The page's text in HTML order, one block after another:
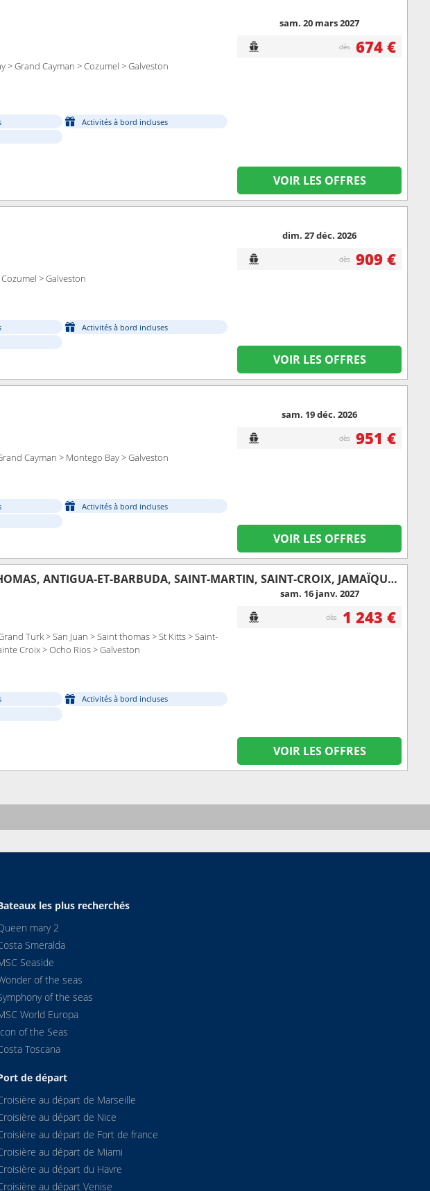
> Grand Cayman > Cozumel > Galveston
Activités à bord incluses
sam. 20 mars 2027
dès 674 €
VOIR LES OFFRES
> Galveston
Activités à bord incluses
dim. 27 déc. 2026
dès 909 €
VOIR LES OFFRES
Cayman > Montego Bay > Galveston
Activités à bord incluses
sam. 19 déc. 2026
dès 951 €
VOIR LES OFFRES
ÎLES TURQUES-ET-CAÏQUES, PORTO RICO, SAINT-THOMAS, ANTIGUA-ET-BARBUDA, SAINT-MARTIN, SAINT-CROIX, JAMAÏQUE, ÉTATS-UNIS
Turk > San Juan > Saint thomas > St Kitts > Saint-
Croix > Ocho Rios > Galveston
Activités à bord incluses
sam. 16 janv. 2027
dès 1 243 €
VOIR LES OFFRES
les plus recherchés
mary 2
Smeralda
Seaside
of the seas
of the seas
World Europa
of the Seas
Toscana
de départ
au départ de Marseille
au départ de Nice
au départ de Fort de france
au départ de Miami
au départ du Havre
au départ Venise